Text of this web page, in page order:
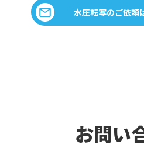
水圧転写のご依頼
お問い